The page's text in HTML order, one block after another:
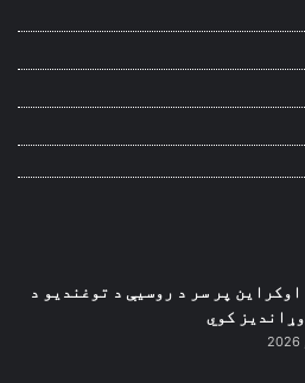
اوکراین پر سر د روسیې د توغندیو د
کوي